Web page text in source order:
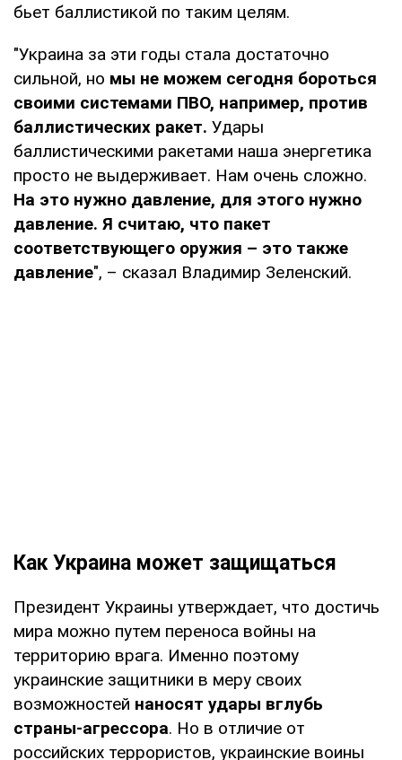
бьет баллистикой по таким целям.
"Украина за эти годы стала достаточно
сильной, но мы не можем сегодня бороться
своими системами ПВО, например, против
баллистических ракет. Удары
баллистическими ракетами наша энергетика
просто не выдерживает. Нам очень сложно.
На это нужно давление, для этого нужно
давление. Я считаю, что пакет
соответствующего оружия – это также
давление", – сказал Владимир Зеленский.
Как Украина может защищаться
Президент Украины утверждает, что достичь
мира можно путем переноса войны на
территорию врага. Именно поэтому
украинские защитники в меру своих
возможностей наносят удары вглубь
страны-агрессора. Но в отличие от
российских террористов, украинские воины